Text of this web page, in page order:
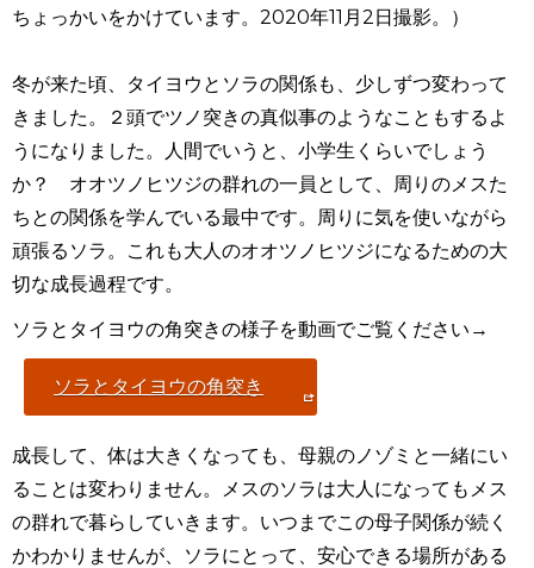
ちょっかいをかけています。2020年11月2日撮影。）
冬が来た頃、タイヨウとソラの関係も、少しずつ変わって
きました。２頭でツノ突きの真似事のようなこともするよ
うになりました。人間でいうと、小学生くらいでしょう
か？ オオツノヒツジの群れの一員として、周りのメスた
ちとの関係を学んでいる最中です。周りに気を使いながら
頑張るソラ。これも大人のオオツノヒツジになるための大
切な成長過程です。
ソラとタイヨウの角突きの様子を動画でご覧ください→
ソラとタイヨウの角突き
成長して、体は大きくなっても、母親のノゾミと一緒にい
ることは変わりません。メスのソラは大人になってもメス
の群れで暮らしていきます。いつまでこの母子関係が続く
かわかりませんが、ソラにとって、安心できる場所がある